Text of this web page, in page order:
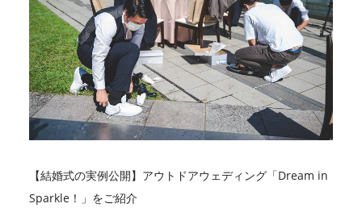
【結婚式の実例公開】アウトドアウェディング「Dream in
Sparkle！」をご紹介